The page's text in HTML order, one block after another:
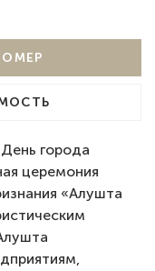
города
церемония
«Алушта